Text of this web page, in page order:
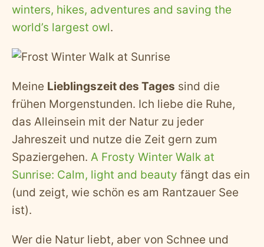
winters, hikes, adventures and saving the
world’s largest owl.
Meine Lieblingszeit des Tages sind die
frühen Morgenstunden. Ich liebe die Ruhe,
das Alleinsein mit der Natur zu jeder
Jahreszeit und nutze die Zeit gern zum
Spaziergehen. A Frosty Winter Walk at
Sunrise: Calm, light and beauty fängt das ein
(und zeigt, wie schön es am Rantzauer See
ist).
Wer die Natur liebt, aber von Schnee und